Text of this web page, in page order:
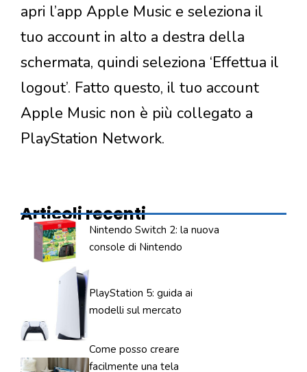
apri l’app Apple Music e seleziona il
tuo account in alto a destra della
schermata, quindi seleziona ‘Effettua il
logout’. Fatto questo, il tuo account
Apple Music non è più collegato a
PlayStation Network.
Articoli recenti
Nintendo Switch 2: la nuova
console di Nintendo
PlayStation 5: guida ai
modelli sul mercato
Come posso creare
facilmente una tela